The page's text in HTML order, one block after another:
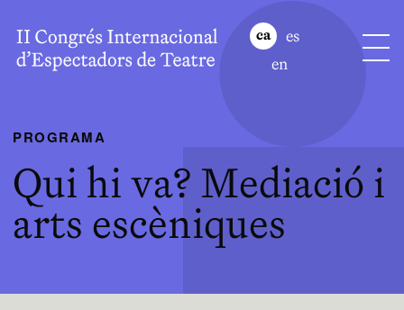
ca
es
en
PROGRAMA
Qui hi va? Mediació i
arts escèniques